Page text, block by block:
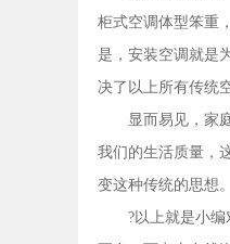
柜式空调体型笨重
是，安装空调就是
决了以上所有传统
显而易见，家
我们的生活质量，
变这种传统的思想。
?以上就是小